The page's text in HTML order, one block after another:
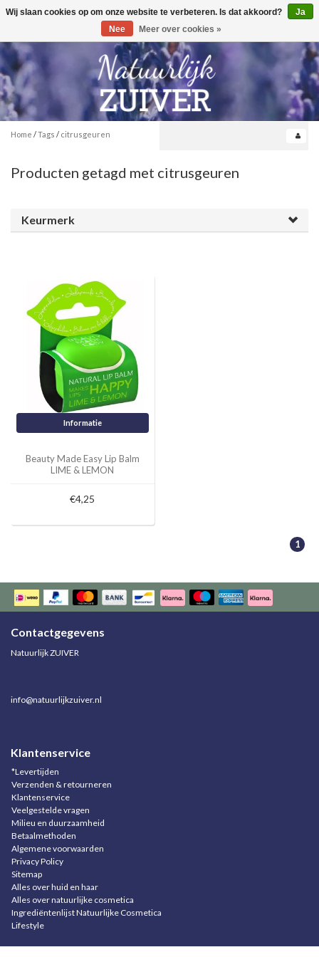
Toggle
0
Home /Tags / citrusgeuren
Producten getagd met citrusgeuren
Keurmerk
Informatie
Beauty Made Easy Lip Balm
LIME & LEMON
€4,25
1
Contactgegevens
Natuurlijk ZUIVER
info@natuurlijkzuiver.nl
Klantenservice
*Levertijden
Verzenden & retourneren
Klantenservice
Veelgestelde vragen
Milieu en duurzaamheid
Betaalmethoden
Algemene voorwaarden
Privacy Policy
Sitemap
Alles over huid en haar
Alles over natuurlijke cosmetica
Ingrediëntenlijst Natuurlijke Cosmetica
Lifestyle
Wij slaan cookies op om onze website te verbeteren. Is dat akkoord?
Ja
Nee
Meer over cookies »